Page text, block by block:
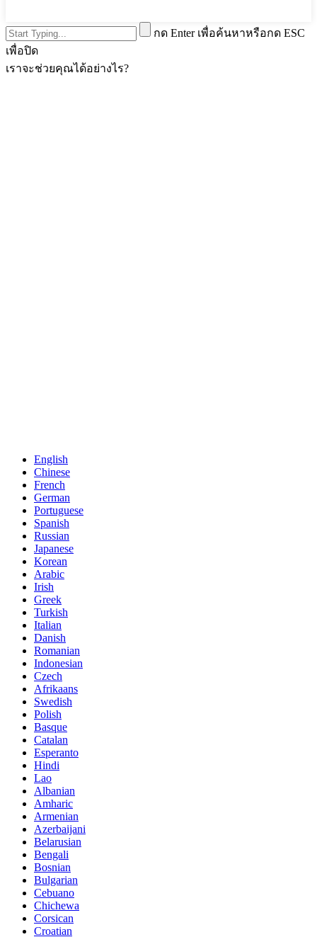
กด Enter เพื่อค้นหาหรือกด ESC
เพื่อปิด
เราจะช่วยคุณได้อย่างไร?
English
Chinese
French
German
Portuguese
Spanish
Russian
Japanese
Korean
Arabic
Irish
Greek
Turkish
Italian
Danish
Romanian
Indonesian
Czech
Afrikaans
Swedish
Polish
Basque
Catalan
Esperanto
Hindi
Lao
Albanian
Amharic
Armenian
Azerbaijani
Belarusian
Bengali
Bosnian
Bulgarian
Cebuano
Chichewa
Corsican
Croatian